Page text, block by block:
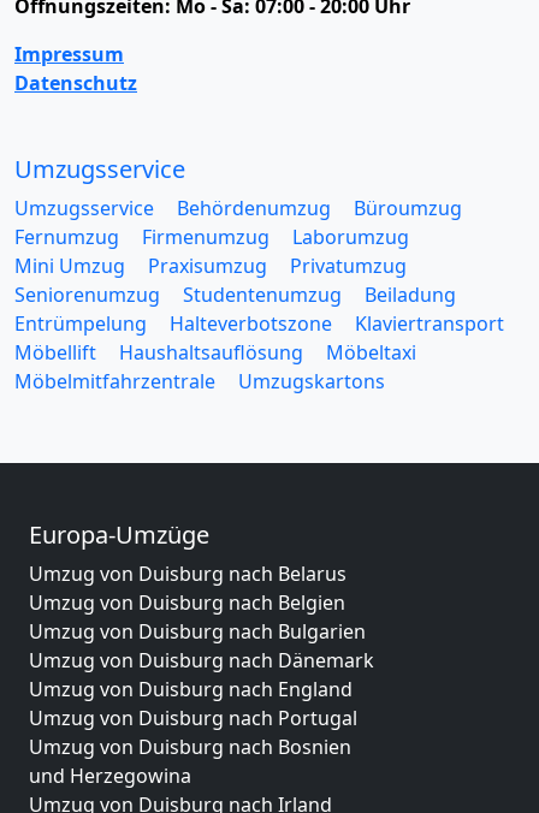
Öffnungszeiten: Mo - Sa: 07:00 - 20:00 Uhr
Impressum
Datenschutz
Umzugsservice
Umzugsservice Behördenumzug
Büroumzug
Fernumzug
Firmenumzug
Laborumzug
Mini Umzug
Praxisumzug
Privatumzug
Seniorenumzug
Studentenumzug
Beiladung
Entrümpelung
Halteverbotszone
Klaviertransport
Möbellift
Haushaltsauflösung
Möbeltaxi
Möbelmitfahrzentrale
Umzugskartons
Europa-Umzüge
Umzug von Duisburg nach Belarus
Umzug von Duisburg nach Belgien
Umzug von Duisburg nach Bulgarien
Umzug von Duisburg nach Dänemark
Umzug von Duisburg nach England
Umzug von Duisburg nach Portugal
Umzug von Duisburg nach Bosnien
und Herzegowina
Umzug von Duisburg nach Irland